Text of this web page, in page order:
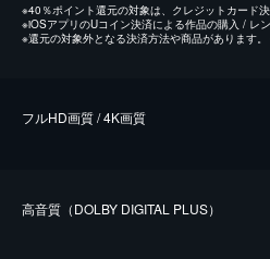
※40％ポイント還元の対象は、クレジットカード
※iOSアプリのUコイン決済による作品の購入 / レ
※還元の対象外となる決済方法や商品があります
フルHD画質 / 4K画質
⾼⾳質（DOLBY DIGITAL PLUS）